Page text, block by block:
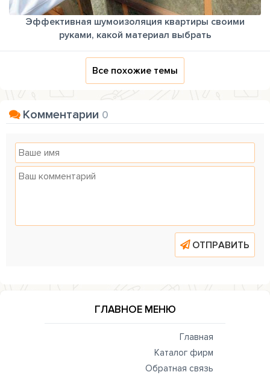
Эффективная шумоизоляция квартиры своими
руками, какой материал выбрать
Все похожие темы
Комментарии 0
ОТПРАВИТЬ
ГЛАВНОЕ МЕНЮ
Главная
Каталог фирм
Обратная связь